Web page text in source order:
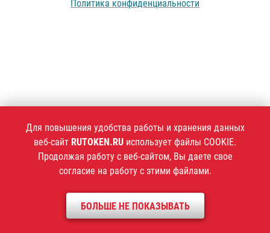
Политика конфиденциальности
Для повышения удобства работы и хранения данных
веб-сайт RUTOKEN.RU использует файлы COOKIE.
Продолжая работу с веб-сайтом, Вы даете свое
согласие на работу с этими файлами.
БОЛЬШЕ НЕ ПОКАЗЫВАТЬ